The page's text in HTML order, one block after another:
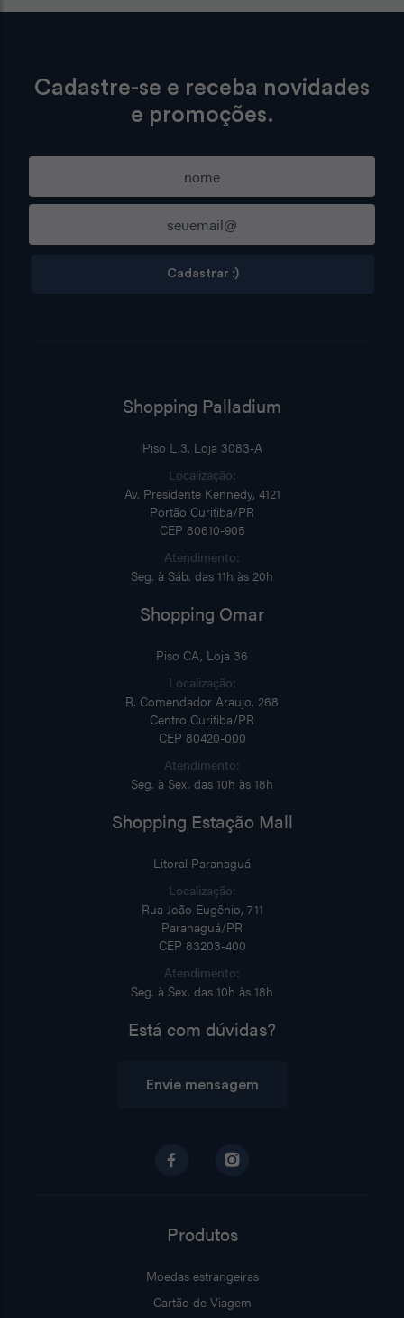
Cadastre-se e receba novidades
e promoções.
Cadastrar :)
Shopping Palladium
Piso L.3, Loja 3083-A
Localização:
Av. Presidente Kennedy, 4121
Portão Curitiba/PR
CEP 80610-905
Atendimento:
Seg. à Sáb. das 11h às 20h
Shopping Omar
Piso CA, Loja 36
Localização:
R. Comendador Araujo, 268
Centro Curitiba/PR
CEP 80420-000
Atendimento:
Seg. à Sex. das 10h às 18h
Shopping Estação Mall
Litoral Paranaguá
Localização:
Rua João Eugênio, 711
Paranaguá/PR
CEP 83203-400
Atendimento:
Seg. à Sex. das 10h às 18h
Está com dúvidas?
Envie mensagem
Produtos
Moedas estrangeiras
Cartão de Viagem